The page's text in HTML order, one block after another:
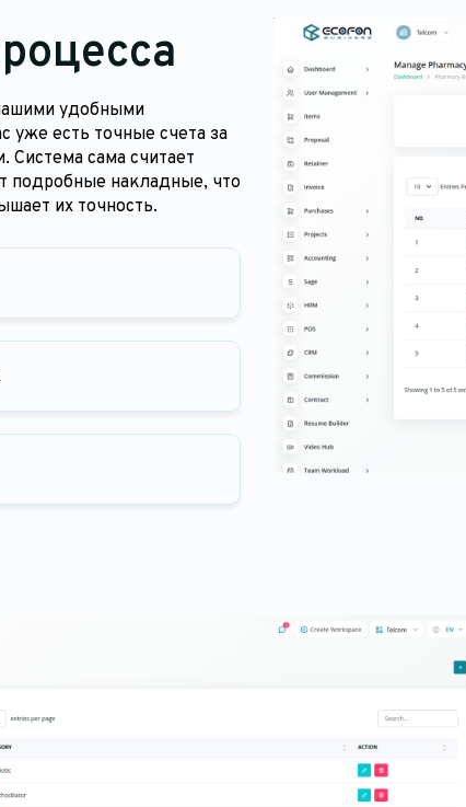
удобными
уже есть точные счета за
Система сама считает
подробные накладные, что
их точность.